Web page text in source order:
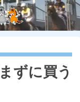
ずに買う